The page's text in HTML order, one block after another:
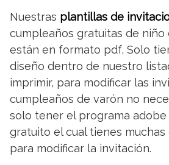
Nuestras plantillas de
cumpleaños gratuitas de niño
están en formato pdf, Solo
diseño dentro de nuestro
imprimir, para modificar las
cumpleaños de varón no
solo tener el programa adobe
gratuito el cual tienes
para modificar la invitación.